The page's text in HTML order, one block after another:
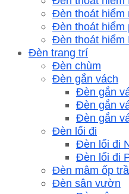
Đèn thoát hiểm
Đèn thoát hiểm
Đèn thoát hiểm
Đèn trang trí
Đèn chùm
Đèn gắn vách
Đèn gắn
Đèn gắn
Đèn gắn
Đèn lối đi
Đèn lối đi
Đèn lối đi
Đèn mâm ốp
Đèn sân vườn